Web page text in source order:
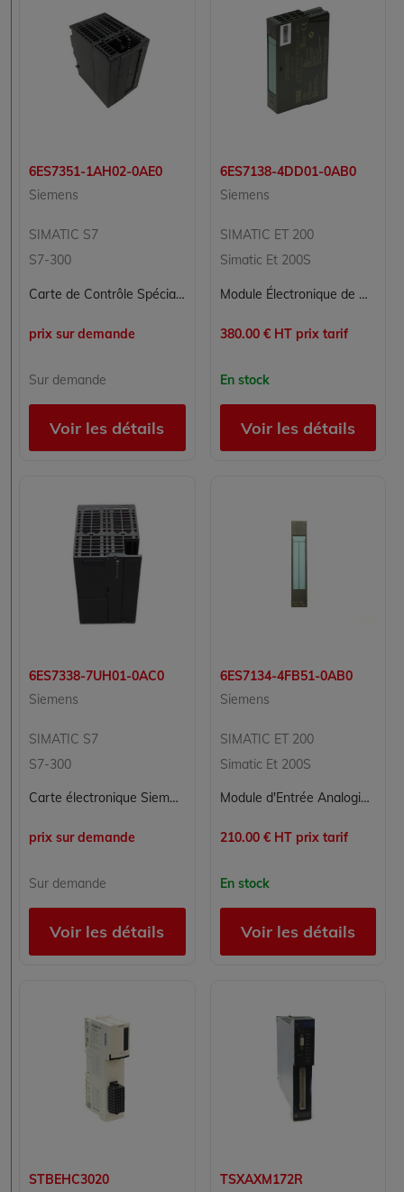
6ES7351-1AH02-0AE0
Siemens
SIMATIC S7
S7-300
Carte de Contrôle Spécialisée SIEMENS 6ES7351-1AH02-0AE0 pour Applications Industrielles
prix sur demande
Sur demande
Voir les détails
6ES7138-4DD01-0AB0
Siemens
SIMATIC ET 200
Simatic Et 200S
Module Électronique de Contrôle Commande SIEMENS 6ES7138-4DD01-0AB0
380.00 € HT prix tarif
En stock
Voir les détails
6ES7338-7UH01-0AC0
Siemens
SIMATIC S7
S7-300
Carte électronique Siemens 6ES7338-7UH01-0AC0, module décodeur de position ultrasonique S7-300 reconditionné
prix sur demande
Sur demande
Voir les détails
6ES7134-4FB51-0AB0
Siemens
SIMATIC ET 200
Simatic Et 200S
Module d'Entrée Analogique SIEMENS 6ES7134-4FB51-0AB0 pour Contrôle Commande
210.00 € HT prix tarif
En stock
Voir les détails
STBEHC3020 TSXAXM172R